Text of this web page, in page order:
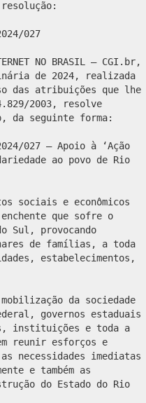
027
NO BRASIL – CGI.br,
de 2024, realizada
das atribuições que lhe
2003, resolve
da seguinte forma:
027 — Apoio à ‘Ação
ao povo de Rio
sociais e econômicos
que sofre o
Sul, provocando
de famílias, a toda
estabelecimentos,
da sociedade
governos estaduais
instituições e toda a
reunir esforços e
necessidades imediatas
e também as
do Estado do Rio